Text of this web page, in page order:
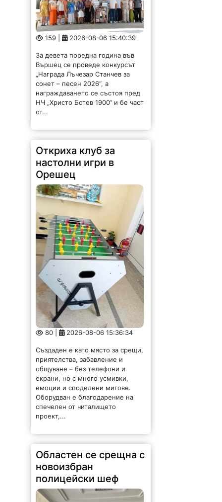
159 | 2026-08-06 15:40:39
Вършец се проведе конкурсът
„Награда Лъчезар Станчев за
сонет – песен 2026“, а
награждаването се състоя пред
НЧ „Христо Ботев 1900“ и бе част
от...
Откриха клуб за
настолни игри в
Орешец
80 | 2026-08-06 15:36:34
приятелства, забавление и
общуване – без телефони и
екрани, но с много усмивки,
емоции и споделени мигове.
Оборудван е благодарение на
спечелен от читалището
проект,...
Областен се срещна с
новоизбран
полицейски шеф